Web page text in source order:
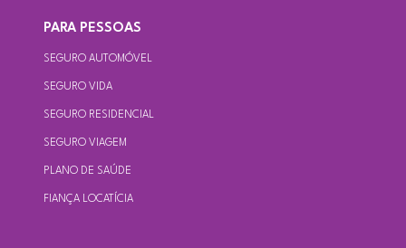
PARA PESSOAS
SEGURO AUTOMÓVEL
SEGURO VIDA
SEGURO RESIDENCIAL
SEGURO VIAGEM
PLANO DE SAÚDE
FIANÇA LOCATÍCIA